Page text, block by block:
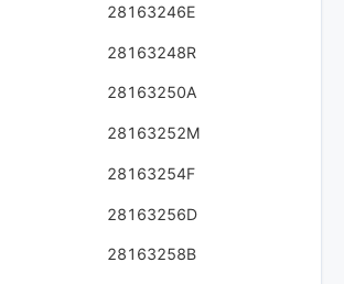
28163246E
28163248R
28163250A
28163252M
28163254F
28163256D
28163258B